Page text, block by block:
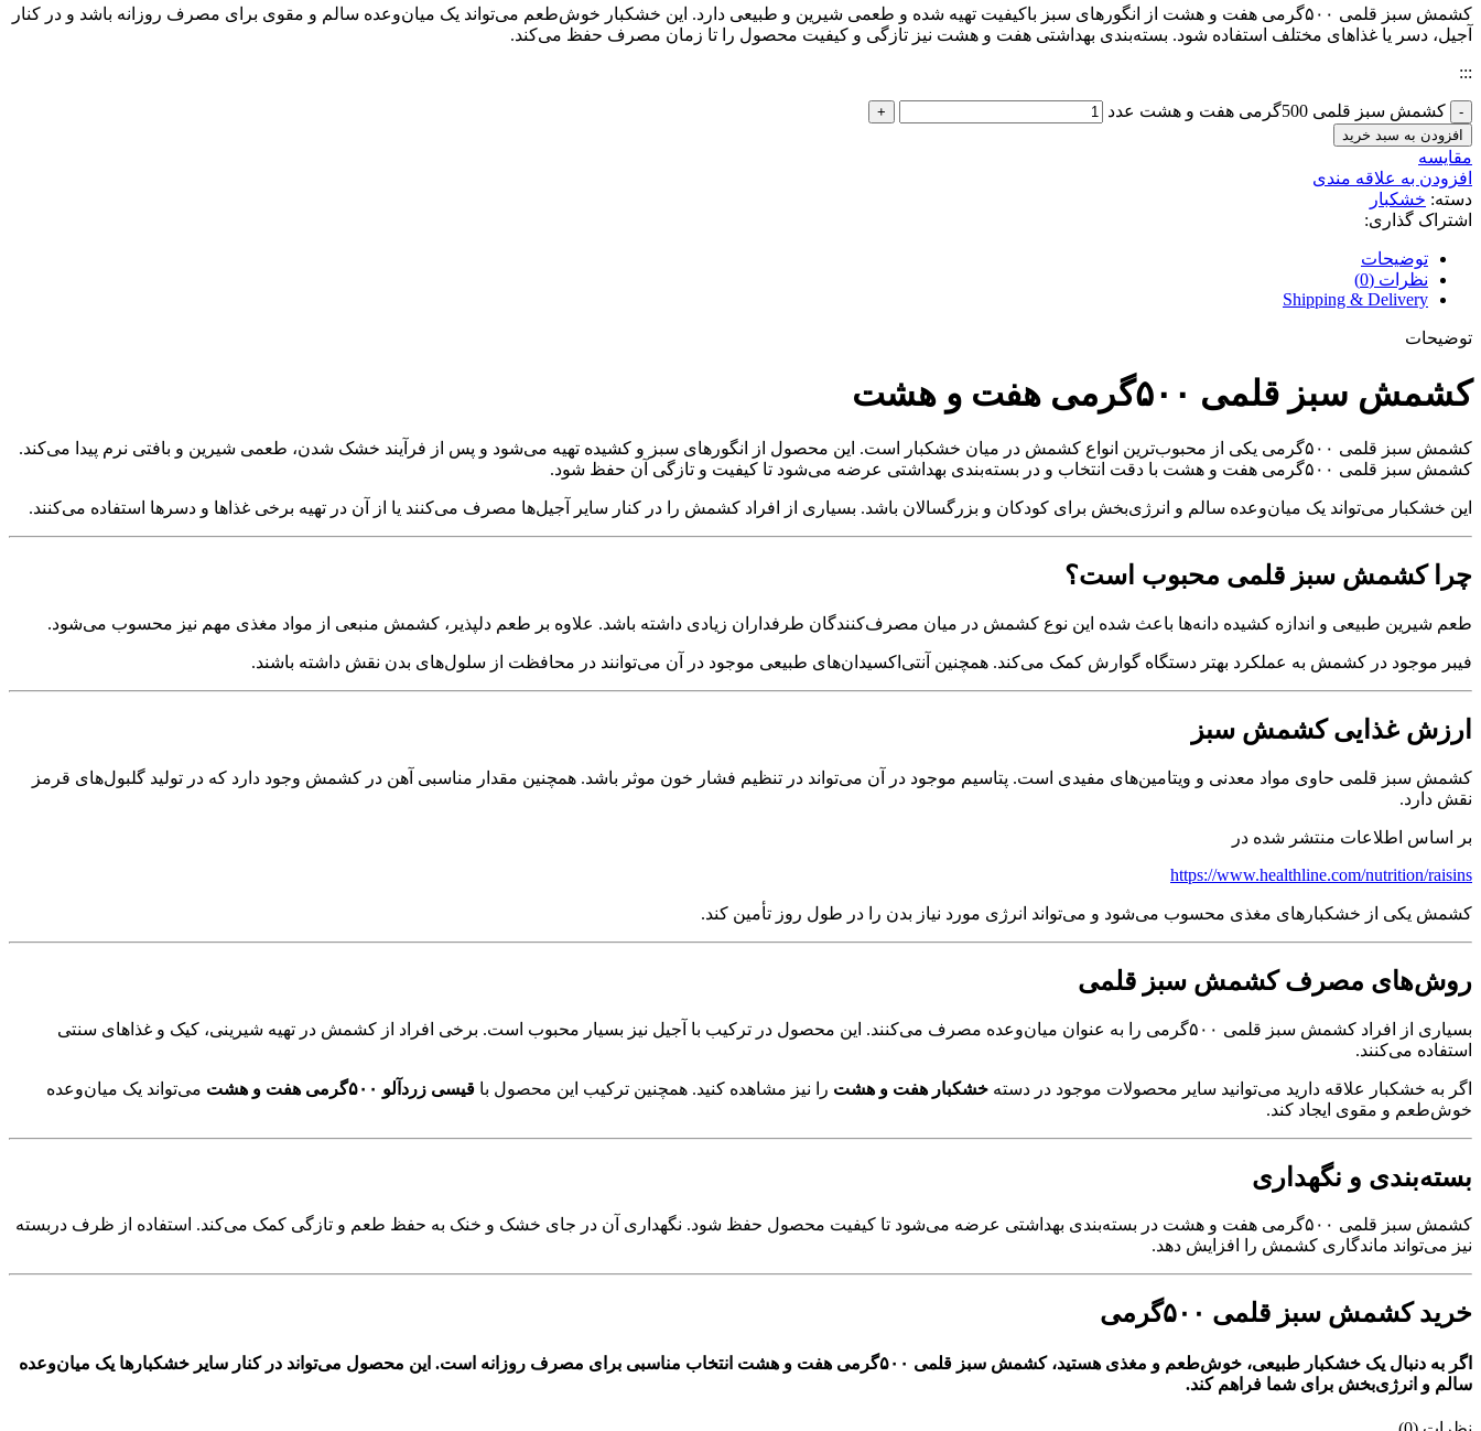
کشمش سبز قلمی ۵۰۰گرمی هفت و هشت از انگورهای سبز باکیفیت تهیه شده و طعمی شیرین و طبیعی دارد. این خشکبار خوش‌طعم می‌تواند یک میان‌وعده سالم و مقوی برای مصرف روزانه باشد و در کنار
آجیل، دسر یا غذاهای مختلف استفاده شود. بسته‌بندی بهداشتی هفت و هشت نیز تازگی و کیفیت محصول را تا زمان مصرف حفظ می‌کند.
:::
کشمش سبز قلمی 500گرمی هفت و هشت عدد
افزودن به سبد خرید
مقايسه
افزودن به علاقه مندی
دسته: خشکبار
اشتراک گذاری:
توضیحات
نظرات (0)
Shipping & Delivery
توضیحات
کشمش سبز قلمی ۵۰۰گرمی هفت و هشت
کشمش سبز قلمی ۵۰۰گرمی یکی از محبوب‌ترین انواع کشمش در میان خشکبار است. این محصول از انگورهای سبز و کشیده تهیه می‌شود و پس از فرآیند خشک شدن، طعمی شیرین و بافتی نرم پیدا می‌کند.
کشمش سبز قلمی ۵۰۰گرمی هفت و هشت با دقت انتخاب و در بسته‌بندی بهداشتی عرضه می‌شود تا کیفیت و تازگی آن حفظ شود.
این خشکبار می‌تواند یک میان‌وعده سالم و انرژی‌بخش برای کودکان و بزرگسالان باشد. بسیاری از افراد کشمش را در کنار سایر آجیل‌ها مصرف می‌کنند یا از آن در تهیه برخی غذاها و دسرها استفاده می‌کنند.
چرا کشمش سبز قلمی محبوب است؟
طعم شیرین طبیعی و اندازه کشیده دانه‌ها باعث شده این نوع کشمش در میان مصرف‌کنندگان طرفداران زیادی داشته باشد. علاوه بر طعم دلپذیر، کشمش منبعی از مواد مغذی مهم نیز محسوب می‌شود.
فیبر موجود در کشمش به عملکرد بهتر دستگاه گوارش کمک می‌کند. همچنین آنتی‌اکسیدان‌های طبیعی موجود در آن می‌توانند در محافظت از سلول‌های بدن نقش داشته باشند.
ارزش غذایی کشمش سبز
کشمش سبز قلمی حاوی مواد معدنی و ویتامین‌های مفیدی است. پتاسیم موجود در آن می‌تواند در تنظیم فشار خون موثر باشد. همچنین مقدار مناسبی آهن در کشمش وجود دارد که در تولید گلبول‌های قرمز
نقش دارد.
بر اساس اطلاعات منتشر شده در
https://www.healthline.com/nutrition/raisins
کشمش یکی از خشکبارهای مغذی محسوب می‌شود و می‌تواند انرژی مورد نیاز بدن را در طول روز تأمین کند.
روش‌های مصرف کشمش سبز قلمی
بسیاری از افراد کشمش سبز قلمی ۵۰۰گرمی را به عنوان میان‌وعده مصرف می‌کنند. این محصول در ترکیب با آجیل نیز بسیار محبوب است. برخی افراد از کشمش در تهیه شیرینی، کیک و غذاهای سنتی
استفاده می‌کنند.
اگر به خشکبار علاقه دارید می‌توانید سایر محصولات موجود در دسته خشکبار هفت و هشت را نیز مشاهده کنید. همچنین ترکیب این محصول با قیسی زردآلو ۵۰۰گرمی هفت و هشت
می‌تواند یک میان‌وعده
خوش‌طعم و مقوی ایجاد کند.
بسته‌بندی و نگهداری
کشمش سبز قلمی ۵۰۰گرمی هفت و هشت در بسته‌بندی بهداشتی عرضه می‌شود تا کیفیت محصول حفظ شود. نگهداری آن در جای خشک و خنک به حفظ طعم و تازگی کمک می‌کند. استفاده از ظرف دربسته
نیز می‌تواند ماندگاری کشمش را افزایش دهد.
خرید کشمش سبز قلمی ۵۰۰گرمی
اگر به دنبال یک خشکبار طبیعی، خوش‌طعم و مغذی هستید، کشمش سبز قلمی ۵۰۰گرمی هفت و هشت انتخاب مناسبی برای مصرف روزانه است. این محصول می‌تواند در کنار سایر خشکبارها یک میان‌وعده
سالم و انرژی‌بخش برای شما فراهم کند.